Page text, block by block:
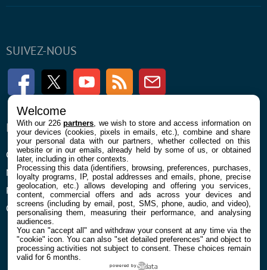
SUIVEZ-NOUS
FacebookTwitter Youtube RSS Newsletter
ENTREPRISE
Confidentialité et Cookies
Mentions légales et CGU
Préférences Cookies
Qui sommes nous
À PROPOS
Contact
Welcome
With our 226partners , we wish to store and access information on
your devices (cookies, pixels in emails, etc.), combine and share
your personal data with our partners, whether collected on this
website or in our emails, already held by some of us, or obtained
later, including in other contexts.
Processing this data (identifiers, browsing, preferences, purchases,
loyalty programs, IP, postal addresses and emails, phone, precise
geolocation, etc.) allows developing and offering you services,
content, commercial offers and ads across your devices and
screens (including by email, post, SMS, phone, audio, and video),
personalising them, measuring their performance, and analysing
audiences.
You can "accept all" and withdraw your consent at any time via the
"cookie" icon. You can also "set detailed preferences" and object to
processing activities not subject to consent. These choices remain
valid for 6 months.
powered by